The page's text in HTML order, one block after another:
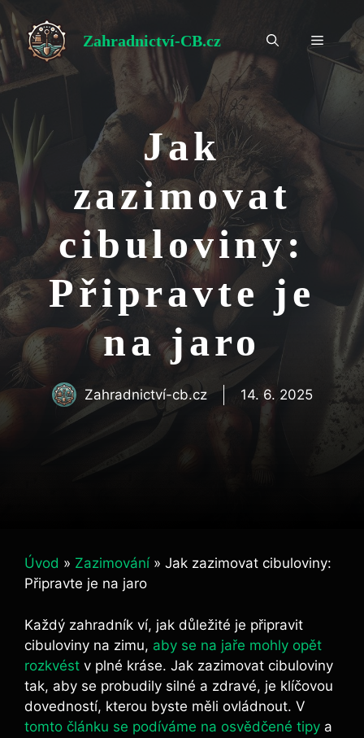
Přeskočit
na
obsah
Zahradnictví-CB.cz Menu
Jak
zazimovat
cibuloviny:
Připravte je
na jaro
Zahradnictví-cb.cz 14. 6. 2025
Úvod » Zazimování » Jak zazimovat cibuloviny:
Připravte je na jaro
Každý zahradník ví, jak důležité je připravit
cibuloviny na zimu, aby se na jaře mohly opět
rozkvést v plné kráse. Jak zazimovat cibuloviny
tak, aby se probudily silné a zdravé, je klíčovou
dovedností, kterou byste měli ovládnout. V
tomto článku se podíváme na osvědčené tipy a